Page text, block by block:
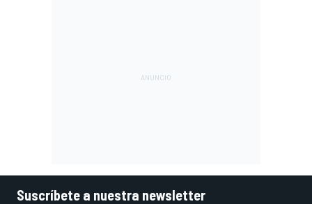
Suscríbete a nuestra newsletter